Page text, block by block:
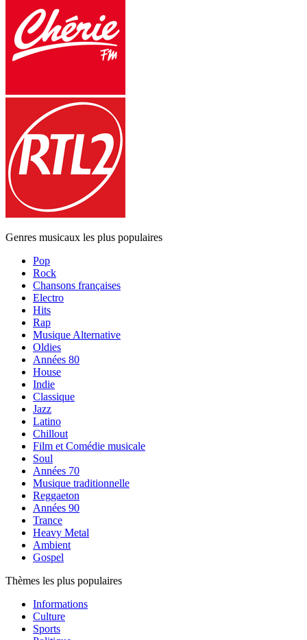
Genres musicaux les plus populaires
Pop
Rock
Chansons françaises
Electro
Hits
Rap
Musique Alternative
Oldies
Années 80
House
Indie
Classique
Jazz
Latino
Chillout
Film et Comédie musicale
Soul
Années 70
Musique traditionnelle
Reggaeton
Années 90
Trance
Heavy Metal
Ambient
Gospel
Thèmes les plus populaires
Informations
Culture
Sports